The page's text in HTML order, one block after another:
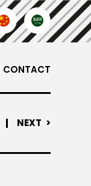
CONTACT
NEXT